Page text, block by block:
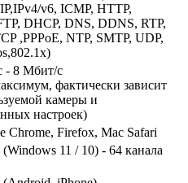
v6, ICMP, HTTP,
DHCP, DNS, DDNS, RTP,
,PPPoE, NTP, SMTP, UDP,
- 8 Мбит/с
фактически зависит
камеры и
настроек)
Chrome, Firefox, Mac Safari
11 / 10) - 64 канала